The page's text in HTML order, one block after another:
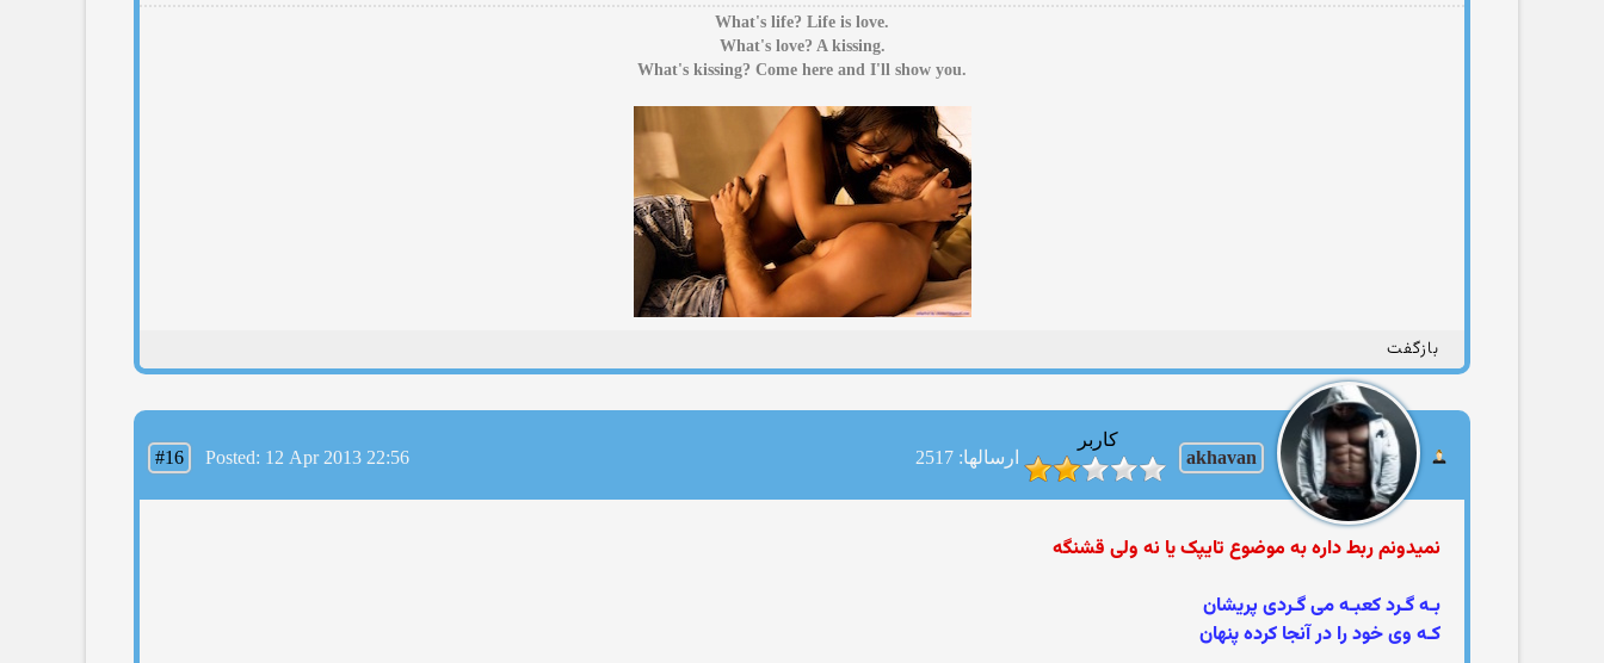
.What's life? Life is love
.What's love? A kissing
.What's kissing? Come here and I'll show you
بازگفت
akhavan
کاربر
ارسالها: 2517
#16 Posted: 12 Apr 2013 22:56
نمیدونم ربط داره به موضوع تایپک یا نه ولی قشنگه
بـه گـرد کعبـه می گـردی پریشان
کـه وی خود را در آنجا کرده پنهان